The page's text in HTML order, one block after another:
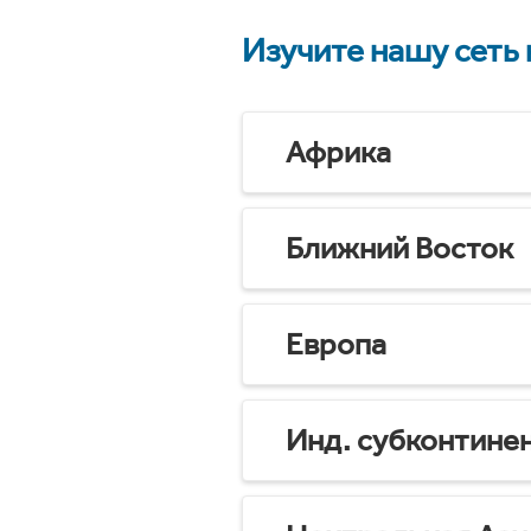
Изучите нашу
Африка
Ближний Восток
Европа
Инд.